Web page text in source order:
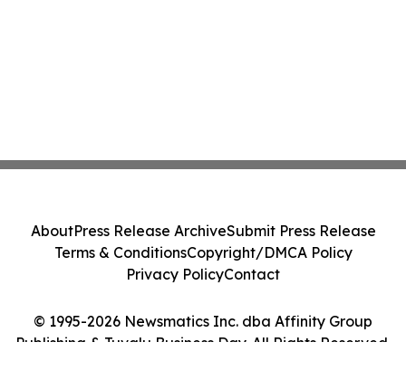
© 1995-2026 Newsmatics Inc. dba Affinity Group
Publishing & Tuvalu Business Day. All Rights Reserved.
AboutPress Release ArchiveSubmit Press Release
Terms & ConditionsCopyright/DMCA Policy
Privacy PolicyContact